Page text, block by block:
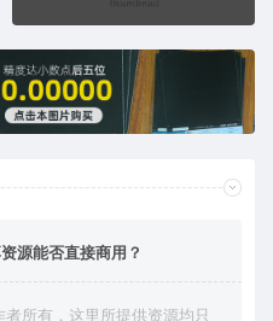
源能否直接商用？
所有，这里所提供资源均只